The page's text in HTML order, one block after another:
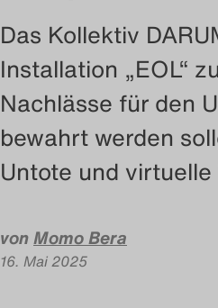
Das Kollektiv
Installation „EOL“
Nachlässe für den
bewahrt werden
Untote und virtuelle
vonMomo Bera
16. Mai 2025